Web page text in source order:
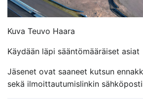
Kuva Teuvo Haara
Käydään läpi sääntömääräiset asiat
Jäsenet ovat saaneet kutsun
sekä ilmoittautumislinkin